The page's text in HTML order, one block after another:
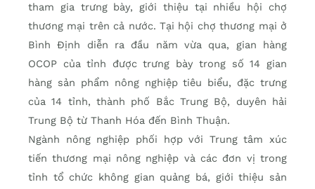
tham gia trưng bày, giới thiệu tại nhiều hội chợ
thương mại trên cả nước. Tại hội chợ thương mại ở
Bình Định diễn ra đầu năm vừa qua, gian hàng
OCOP của tỉnh được trưng bày trong số 14 gian
hàng sản phẩm nông nghiệp tiêu biểu, đặc trưng
của 14 tỉnh, thành phố Bắc Trung Bộ, duyên hải
Trung Bộ từ Thanh Hóa đến Bình Thuận.
Ngành nông nghiệp phối hợp với Trung tâm xúc
tiến thương mại nông nghiệp và các đơn vị trong
tỉnh tổ chức không gian quảng bá, giới thiệu sản